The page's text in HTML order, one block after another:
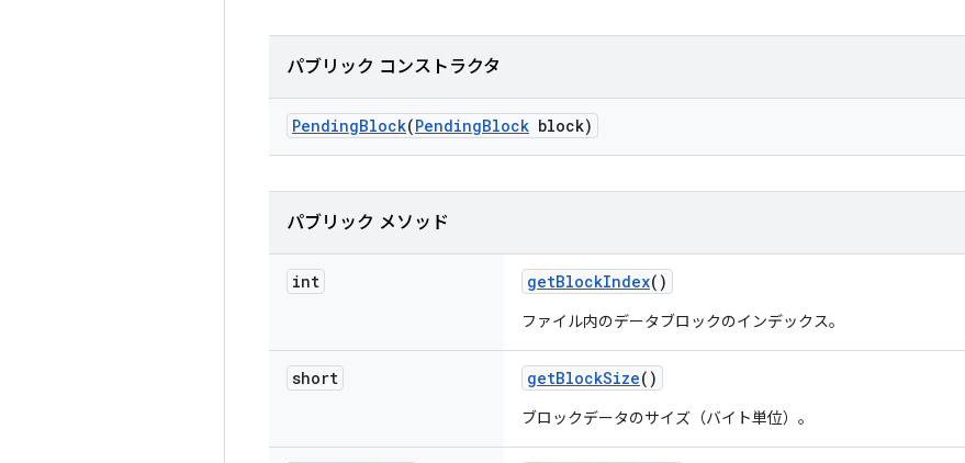
パブリック コンストラクタ
PendingBlock(PendingBlock block)
パブリック メソッド
int getBlockIndex()
ファイル内のデータブロックのインデックス。
short getBlockSize()
ブロックデータのサイズ（バイト単位）。